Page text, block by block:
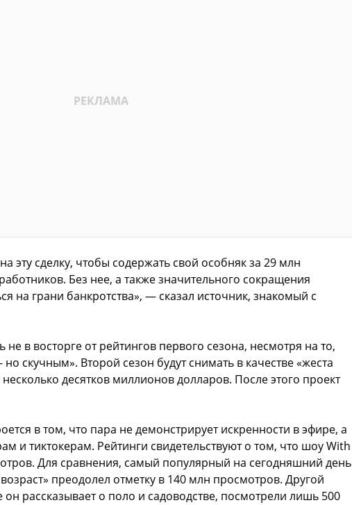
эту сделку, чтобы содержать свой особняк за 29 млн
Без нее, а также значительного сокращения
на грани банкротства», — сказал источник, знакомый с
в восторге от рейтингов первого сезона, несмотря на то,
скучным». Второй сезон будут снимать в качестве «жеста
десятков миллионов долларов. После этого проект
в том, что пара не демонстрирует искренности в эфире, а
и тиктокерам. Рейтинги свидетельствуют о том, что шоу With
Для сравнения, самый популярный на сегодняшний день
преодолел отметку в 140 млн просмотров. Другой
рассказывает о поло и садоводстве, посмотрели лишь 500